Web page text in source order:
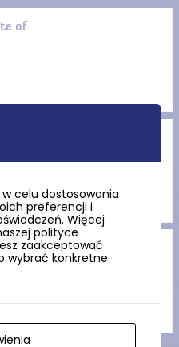
of
of Pomieczyno
Otalżyno
celu dostosowania
preferencji i
Więcej
polityce
zaakceptować
wybrać konkretne